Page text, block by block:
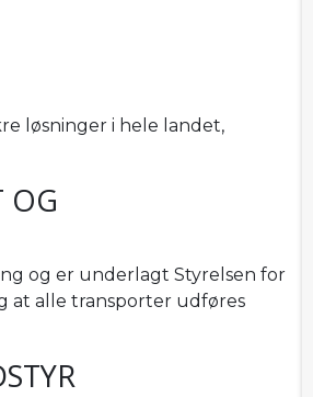
løsninger i hele landet,
OG
og er underlagt Styrelsen for
at alle transporter udføres